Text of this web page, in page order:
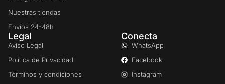
Nuestras tiendas
Envíos 24-48h
Legal
Aviso Legal
Política de Privacidad
Términos y condiciones
Conecta
WhatsApp
Facebook
Instagram